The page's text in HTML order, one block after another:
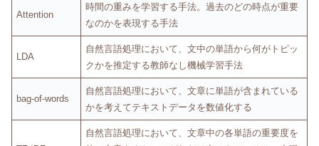
Attention
時間の重みを学習する手法。過去のどの時点が重要
なのかを表現する手法
LDA
自然言語処理において、文中の単語から何がトピッ
クかを推定する教師なし機械学習手法
bag-of-words
自然言語処理において、文章に単語が含まれている
かを考えてテキストデータを数値化する
自然言語処理において、文章中の各単語の重要度を